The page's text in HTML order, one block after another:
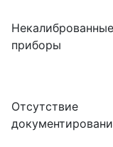
Некалиброванные
приборы
Отсутствие